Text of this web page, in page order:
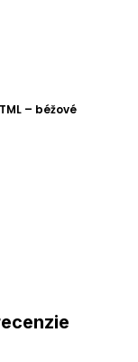
– béžové